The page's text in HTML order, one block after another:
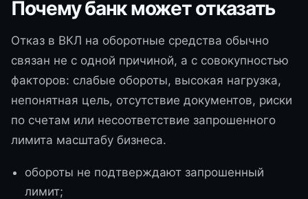
Почему банк может отказать
Отказ в ВКЛ на оборотные средства обычно
связан не с одной причиной, а с совокупностью
факторов: слабые обороты, высокая нагрузка,
непонятная цель, отсутствие документов, риски
по счетам или несоответствие запрошенного
лимита масштабу бизнеса.
обороты не подтверждают запрошенный
лимит;